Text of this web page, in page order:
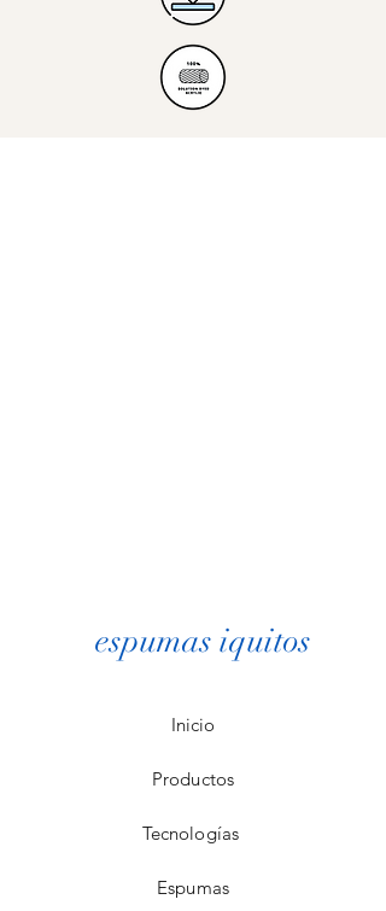
espumas iquitos
Inicio
Productos
Tecnologías
Espumas